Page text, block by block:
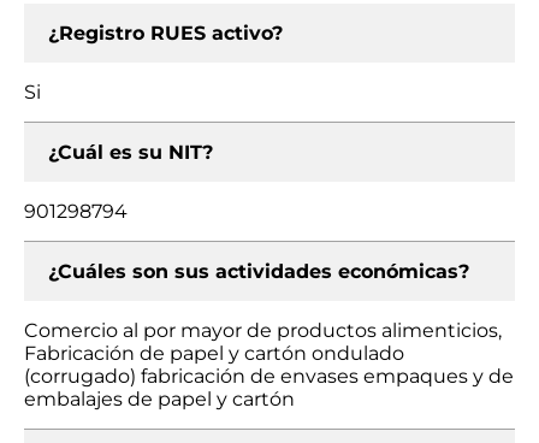
¿Registro RUES activo?
Si
¿Cuál es su NIT?
901298794
¿Cuáles son sus actividades económicas?
Comercio al por mayor de productos alimenticios,
Fabricación de papel y cartón ondulado
(corrugado) fabricación de envases empaques y de
embalajes de papel y cartón